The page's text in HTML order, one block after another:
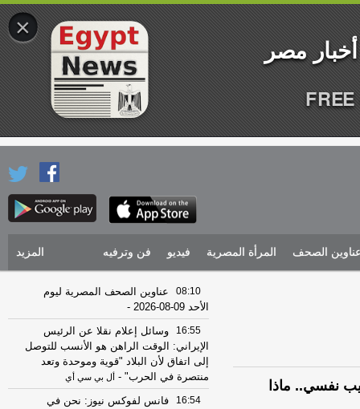
الصحف المرأة المصرية فيديو فن وترفيه المزيد
نفسي.. ماذا
08:10
عناوين الصحف المصرية ليوم
الأحد 09-08-2026
-
16:55
وسائل إعلام نقلا عن الرئيس
الإيراني: الوقت الراهن هو الأنسب للتوصل
إلى اتفاق لأن البلاد "قوية وموحدة وتعد
منتصرة في الحرب" - أل بي سي أي
16:54
فانس لفوكس نيوز: نحن في
×